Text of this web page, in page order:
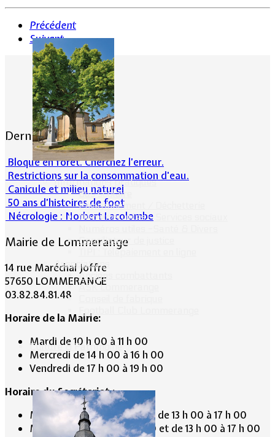
Informations pratiques
Bus scolaire
Environnement / Déchetterie
Numéros utiles - Services sociaux
Conciliateur de justice
TIPI : Télépaiement en ligne
Associations
Anciens combattants
ASK Lommerange
Culture & Patrimoine
Précédent
Suivant
Dernières actualités
Bloqué en forêt. Cherchez l’erreur.
Restrictions sur la consommation d'eau.
Canicule et milieu naturel
50 ans d’histoires de foot
Nécrologie : Norbert Lacolombe
Mairie de Lommerange
14 rue Maréchal Joffre
57650 LOMMERANGE
03.82.84.81.48
Horaire de la Mairie:
Mardi de 10 h 00 à 11 h 00
Mercredi de 14 h 00 à 16 h 00
Vendredi de 17 h 00 à 19 h 00
Horaire du Secrétariat :
Mardi de 9 h 30 à 12 h 30 et de 13 h 00 à 17 h 00
Mercredi de 9 h 30 à 12 h 30 et de 13 h 00 à 17 h 00